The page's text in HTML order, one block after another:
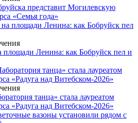
представит Могилевскую
«Семья года»
площади Ленина: как Бобруйск пел и
танца» стала лауреатом
«Радуга над Витебском-2026»